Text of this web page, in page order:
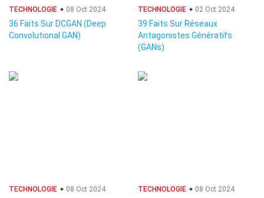
TECHNOLOGIE 08 Oct 2024
36 Faits Sur DCGAN (Deep
Convolutional GAN)
TECHNOLOGIE 02 Oct 2024
39 Faits Sur Réseaux
Antagonistes Génératifs
(GANs)
TECHNOLOGIE 08 Oct 2024 TECHNOLOGIE 08 Oct 2024